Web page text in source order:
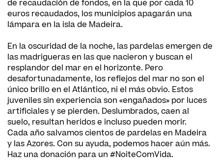
de recaudación de fondos, en la que por cada 10
euros recaudados, los municipios apagarán una
lámpara en la isla de Madeira.
En la oscuridad de la noche, las pardelas emergen de
las madrigueras en las que nacieron y buscan el
resplandor del mar en el horizonte. Pero
desafortunadamente, los reflejos del mar no son el
único brillo en el Atlántico, ni el más obvio. Estos
juveniles sin experiencia son «engañados» por luces
artificiales y se pierden. Deslumbrados, caen al
suelo, resultan heridos e incluso pueden morir.
Cada año salvamos cientos de pardelas en Madeira
y las Azores. Con su ayuda, podemos hacer aún más.
Haz una donación para un #NoiteComVida.